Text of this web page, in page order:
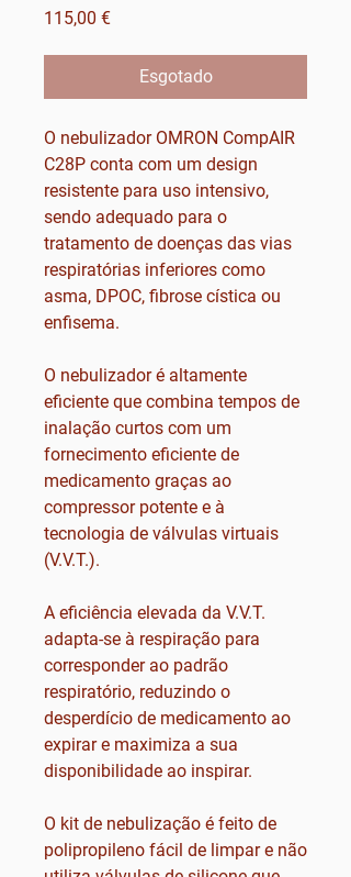
115,00 €Preço
Esgotado
O nebulizador OMRON CompAIR
C28P conta com um design
resistente para uso intensivo,
sendo adequado para o
tratamento de doenças das vias
respiratórias inferiores como
asma, DPOC, fibrose cística ou
enfisema.
O nebulizador é altamente
eficiente que combina tempos de
inalação curtos com um
fornecimento eficiente de
medicamento graças ao
compressor potente e à
tecnologia de válvulas virtuais
(V.V.T.).
A eficiência elevada da V.V.T.
adapta-se à respiração para
corresponder ao padrão
respiratório, reduzindo o
desperdício de medicamento ao
expirar e maximiza a sua
disponibilidade ao inspirar.
O kit de nebulização é feito de
polipropileno fácil de limpar e não